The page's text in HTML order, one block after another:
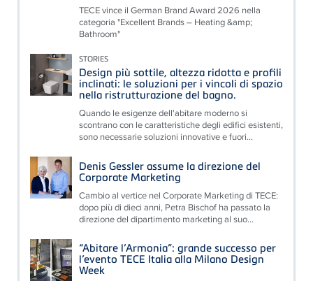
TECE vince il German Brand Award 2026 nella
categoria "Excellent Brands – Heating &amp;
Bathroom"
STORIES
Design più sottile, altezza ridotta e profili
inclinati: le soluzioni per i vincoli di spazio
nella ristrutturazione del bagno.
Quando le esigenze dell'abitare moderno si
scontrano con le caratteristiche degli edifici esistenti,
sono necessarie soluzioni innovative e fuori...
Denis Gessler assume la direzione del
Corporate Marketing
Cambio al vertice nel Corporate Marketing di TECE:
dopo più di dieci anni, Petra Bischof ha passato la
direzione del dipartimento marketing al suo...
“Abitare l’Armonia”: grande successo per
l’evento TECE Italia alla Milano Design
Week